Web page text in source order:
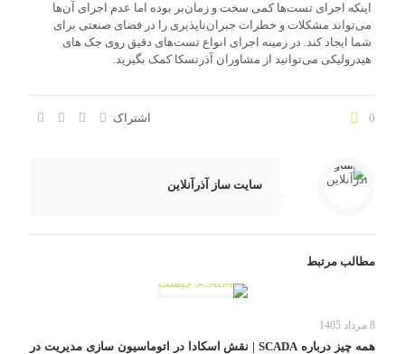
اینکه اجرای تست‌ها کمی سخت و زمان‌بر بوده اما عدم اجرای آن‌ها
می‌تواند مشکلات و خطرات جبران‌ناپذیری را در فضای صنعتی برای
شما ایجاد کند. در زمینه اجرای انواع تست‌های دقیق روی جک های
هیدرولیکی می‌توانید از مشاوران آذرتسکا کمک بگیرید.
اشتراک 0
سایت ساز آذرآنلاین
مطالب مرتبط
8 مرداد 1405
همه چیز درباره SCADA | نقش اسکادا در اتوماسیون سازی مدیریت در